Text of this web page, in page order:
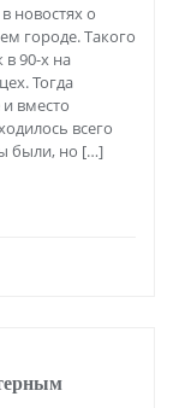
новостях о
городе. Такого
в 90-х на
Тогда
вместо
всего
были, но […]